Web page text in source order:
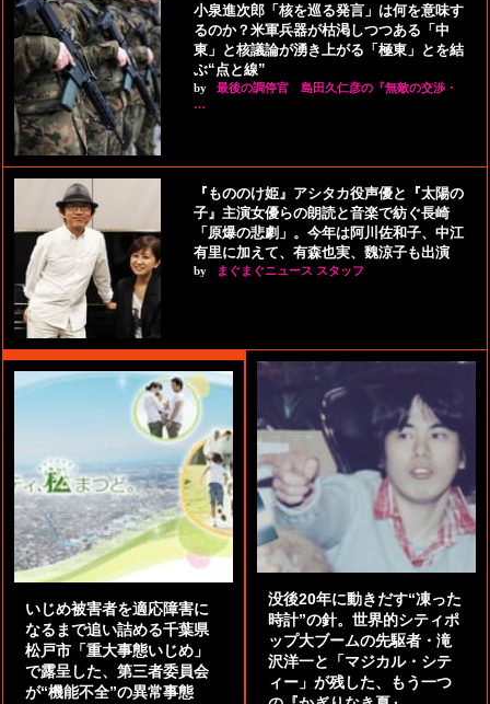
小泉進次郎「核を巡る発言」は何を意味す
るのか？米軍兵器が枯渇しつつある「中
東」と核議論が湧き上がる「極東」とを結
ぶ“点と線”
by
最後の調停官 島田久仁彦の『無敵の交渉・
…
『もののけ姫』アシタカ役声優と『太陽の
子』主演女優らの朗読と音楽で紡ぐ長崎
「原爆の悲劇」。今年は阿川佐和子、中江
有里に加えて、有森也実、魏涼子も出演
by まぐまぐニュース スタッフ
いじめ被害者を適応障害に
なるまで追い詰める千葉県
松戸市「重大事態いじめ」
で露呈した、第三者委員会
が“機能不全”の異常事態
没後20年に動きだす“凍った
時計”の針。世界的シティポ
ップ大ブームの先駆者・滝
沢洋一と「マジカル・シテ
ィー」が残した、もう一つ